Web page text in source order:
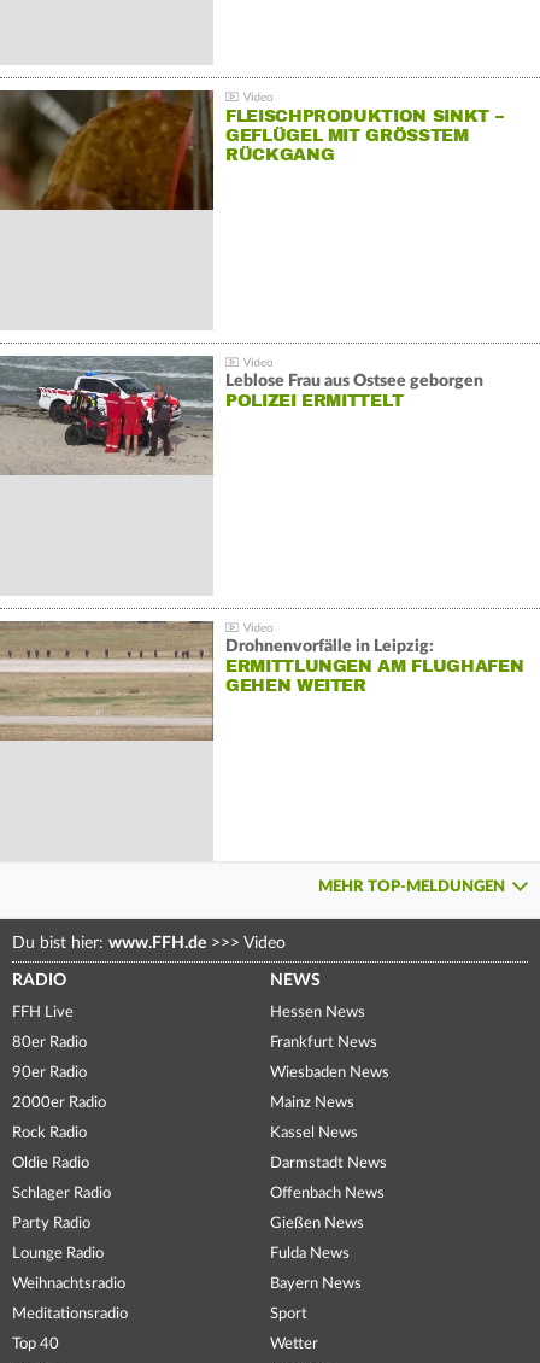
FLEISCHPRODUKTION SINKT –
GEFLÜGEL MIT GRÖSSTEM R
ÜCKGANG
Leblose Frau aus Ostsee geborgen
POLIZEI ERMITTELT
Drohnenvorfälle in Leipzig:
ERMITTLUNGEN AM FLUGHAFEN
GEHEN WEITER
MEHR TOP-MELDUNGEN
Du bist hier: www.FFH.de >>> Video
RADIO
FFH Live
80er Radio
90er Radio
2000er Radio
Rock Radio
Oldie Radio
Schlager Radio
Party Radio
Lounge Radio
Weihnachtsradio
Meditationsradio
Top 40
NEWS
Hessen News
Frankfurt News
Wiesbaden News
Mainz News
Kassel News
Darmstadt News
Offenbach News
Gießen News
Fulda News
Bayern News
Sport
Wetter